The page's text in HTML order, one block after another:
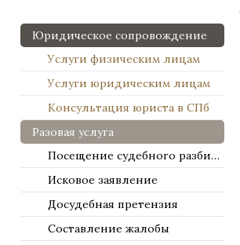
Юридическое сопровождение
Услуги физическим лицам
Услуги юридическим лицам
Консультация юриста в СПб
Разовая услуга
Посещение судебного разбирательства
Исковое заявление
Досудебная претензия
Составление жалобы